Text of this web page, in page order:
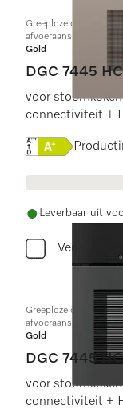
Greeploze compacte
afvoeraansluiting voor
Gold
DGC 7445
voor
connectiviteit +
Online Label
Leverbaar uit
Vergelijken
Greeploze compacte
afvoeraansluiting voor
Gold
DGC 7445
voor
connectiviteit +